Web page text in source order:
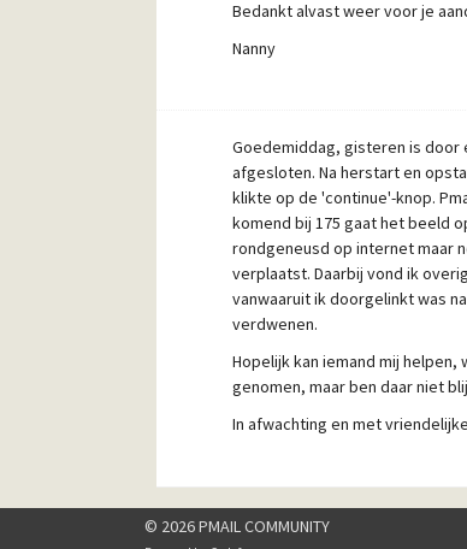
Bedankt alvast weer voor je
Nanny
Goedemiddag, gisteren is door
afgesloten. Na herstart en
klikte op de 'continue'-knop.
komend bij 175 gaat het beeld
rondgeneusd op internet maar
verplaatst. Daarbij vond ik
vanwaaruit ik doorgelinkt was
verdwenen.
Hopelijk kan iemand mij helpen,
genomen, maar ben daar niet
In afwachting en met
© 2026 PMAIL COMMUNITY